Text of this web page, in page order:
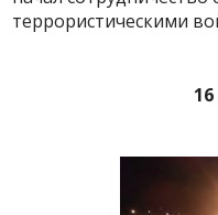
террористическими